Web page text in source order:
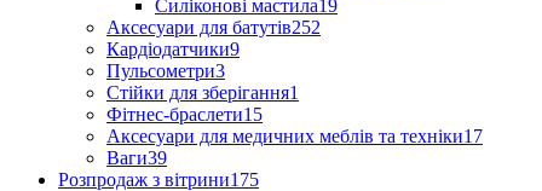
Силіконові мастила19
Аксесуари для батутів252
Кардіодатчики9
Пульсометри3
Стійки для зберігання1
Фітнес-браслети15
Аксесуари для медичних меблів та техніки17
Ваги39
Розпродаж з вітрини175